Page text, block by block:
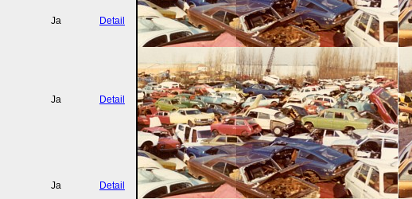
Ja Detail
Ja Detail
Ja Detail